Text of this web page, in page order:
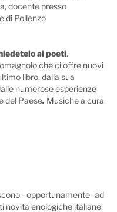
docente presso
di Pollenzo
ai poeti.
che ci offre nuovi
libro, dalla sua
numerose esperienze
del Paese. Musiche a cura
- opportunamente- ad
novità enologiche italiane.